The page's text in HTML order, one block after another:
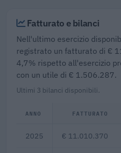
Fatturato e bilanci
Nell'ultimo esercizio
registrato un fatturato di €
4,7% rispetto all'esercizio
con un utile di € 1.506.287.
Ultimi 3 bilanci disponibili.
ANNO FATTURATO
2025 € 11.010.370